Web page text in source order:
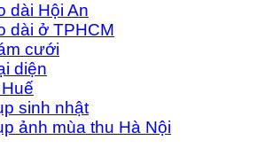
dài Hội An
dài ở TPHCM
cưới
diện
sinh nhật
ảnh mùa thu Hà Nội